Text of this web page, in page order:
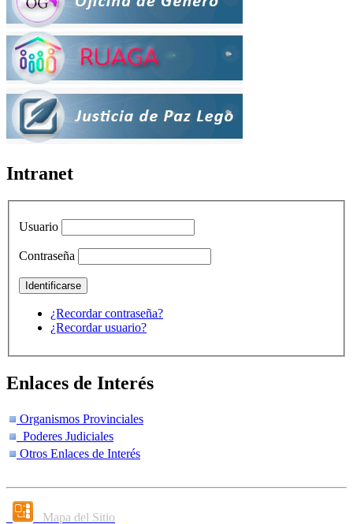
Intranet
Usuario
Contraseña
¿Recordar contraseña?
¿Recordar usuario?
Enlaces de Interés
Organismos Provinciales
Poderes Judiciales
Otros Enlaces de Interés
Mapa del Sitio